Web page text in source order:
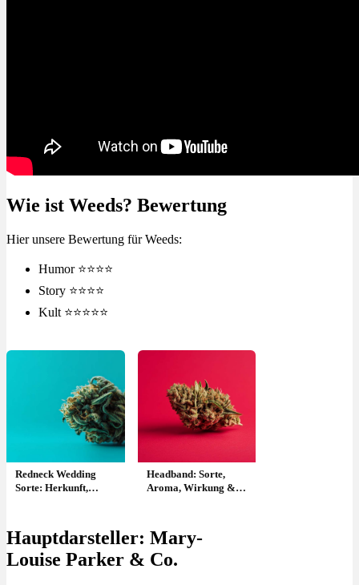
Wie ist Weeds? Bewertung
Hier unsere Bewertung für Weeds:
Humor ⭐⭐⭐⭐
Story ⭐⭐⭐⭐
Kult ⭐⭐⭐⭐⭐
Redneck Wedding
Sorte: Herkunft,
Headband: Sorte,
Aroma, Wirkung &
Hauptdarsteller: Mary-
Louise Parker & Co.